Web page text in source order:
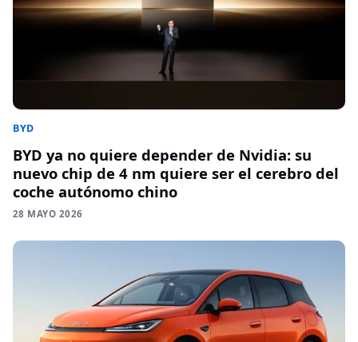
BYD
BYD ya no quiere depender de Nvidia: su
nuevo chip de 4 nm quiere ser el cerebro del
coche autónomo chino
28 MAYO 2026